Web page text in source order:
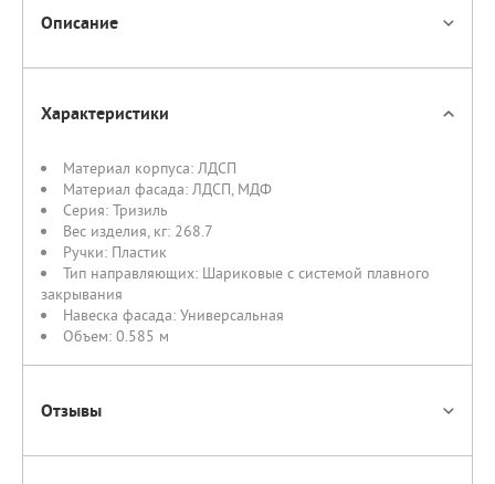
Описание
Характеристики
Материал корпуса: ЛДСП
Материал фасада: ЛДСП, МДФ
Серия: Тризиль
Вес изделия, кг: 268.7
Ручки: Пластик
Тип направляющих: Шариковые с системой плавного
закрывания
Навеска фасада: Универсальная
Объем: 0.585 м
Отзывы